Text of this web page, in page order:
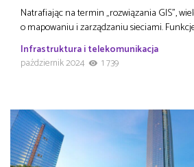
Natrafiając na termin „rozwiązania GIS”,
o mapowaniu i zarządzaniu sieciami.
Infrastruktura i telekomunikacja
październik 2024
1 739